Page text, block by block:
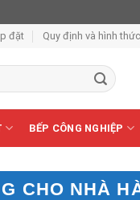
đặt Quy định và hình
BẾP CÔNG NGHIỆP
CHO NHÀ